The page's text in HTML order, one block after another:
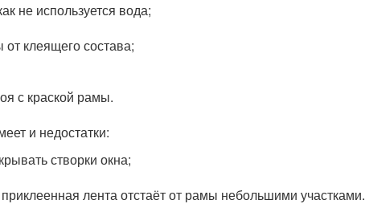
не используется вода;
клеящего состава;
с краской рамы.
и недостатки:
створки окна;
лента отстаёт от рамы небольшими участками.